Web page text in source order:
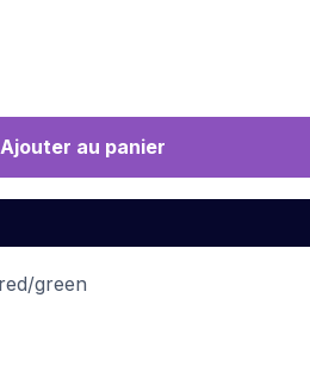
Ajouter au panier